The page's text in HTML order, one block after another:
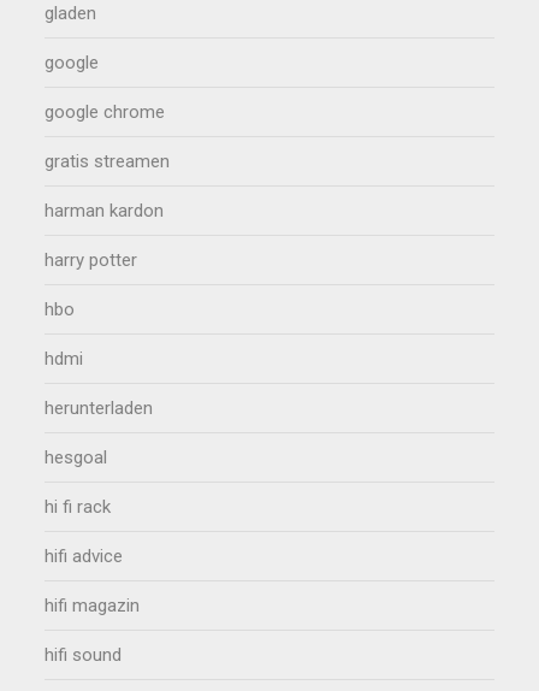
gladen
google
google chrome
gratis streamen
harman kardon
harry potter
hbo
hdmi
herunterladen
hesgoal
hi fi rack
hifi advice
hifi magazin
hifi sound